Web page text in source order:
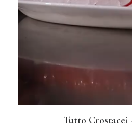
LEGGI TUTTO
Tutto Crostacei